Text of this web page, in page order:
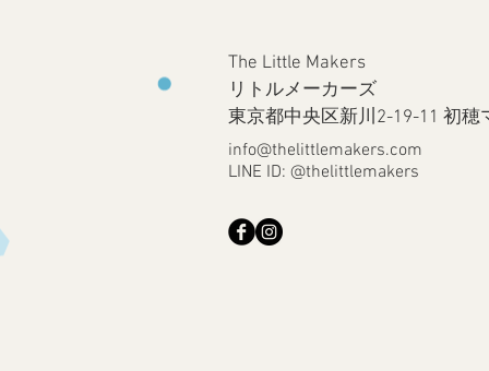
The Little Makers
リトルメーカーズ
東京都中央区新川2-19-11 初
info@thelittlemakers.com
LINE ID: @thelittlemakers